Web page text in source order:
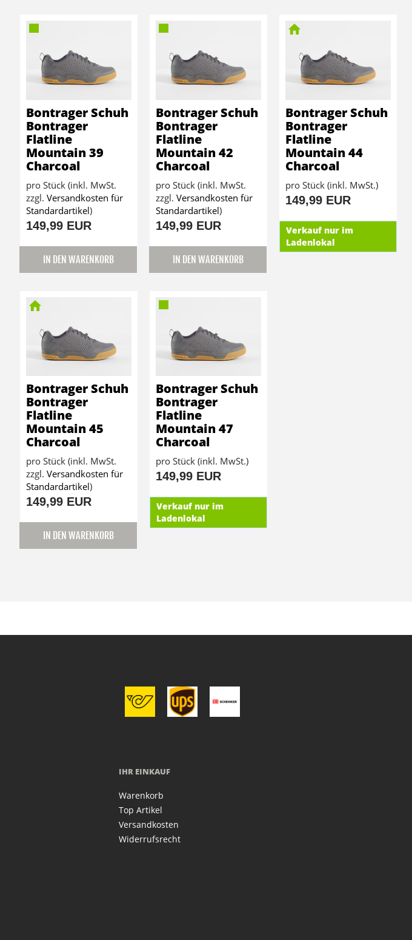
Bontrager Schuh
Bontrager
Flatline
Mountain 39
Charcoal
pro Stück (inkl. MwSt.
zzgl. Versandkosten für
Standardartikel)
149,99 EUR
IN DEN WARENKORB
Bontrager Schuh
Bontrager
Flatline
Mountain 42
Charcoal
pro Stück (inkl. MwSt.
zzgl. Versandkosten für
Standardartikel)
149,99 EUR
IN DEN WARENKORB
Bontrager Schuh
Bontrager
Flatline
Mountain 44
Charcoal
pro Stück (inkl. MwSt.)
149,99 EUR
Verkauf nur im
Ladenlokal
Bontrager Schuh
Bontrager
Flatline
Mountain 45
Charcoal
pro Stück (inkl. MwSt.
zzgl. Versandkosten für
Standardartikel)
149,99 EUR
IN DEN WARENKORB
Bontrager Schuh
Bontrager
Flatline
Mountain 47
Charcoal
pro Stück (inkl. MwSt.)
149,99 EUR
Verkauf nur im
Ladenlokal
IHR EINKAUF
Warenkorb
Top Artikel
Versandkosten
Widerrufsrecht